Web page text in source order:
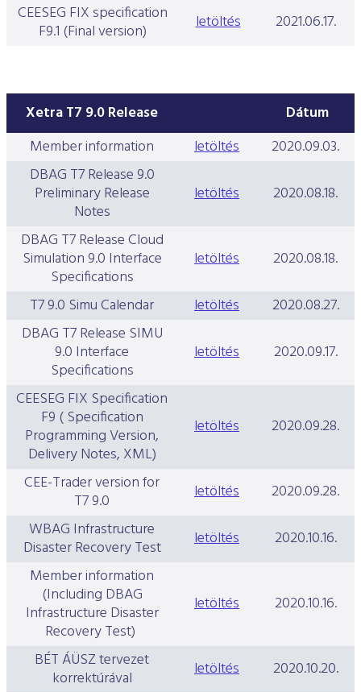
CEESEG FIX specification
F9.1 (Final version) letöltés 2021.06.17.
Xetra T7 9.0 Release
Dátum
Member information
letöltés
2020.09.03.
DBAG T7 Release 9.0
Preliminary Release
Notes
letöltés
2020.08.18.
DBAG T7 Release Cloud
Simulation 9.0 Interface
Specifications
letöltés
2020.08.18.
T7 9.0 Simu Calendar
letöltés
2020.08.27.
DBAG T7 Release SIMU
9.0 Interface
Specifications
letöltés
2020.09.17.
CEESEG FIX Specification
F9 ( Specification
Programming Version,
Delivery Notes, XML)
letöltés 2020.09.28.
CEE-Trader version for
T7 9.0 letöltés
2020.09.28.
WBAG Infrastructure
Disaster Recovery Test letöltés
2020.10.16.
Member information
(Including DBAG
Infrastructure Disaster
Recovery Test)
letöltés 2020.10.16.
BÉT ÁÜSZ tervezet
korrektúrával letöltés
2020.10.20.